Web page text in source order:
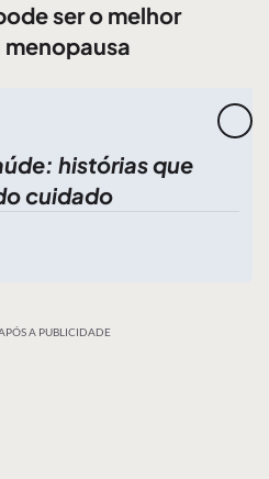
ser o melhor
menopausa
histórias que
cuidado
A PUBLICIDADE